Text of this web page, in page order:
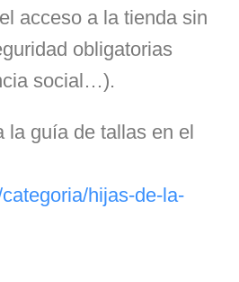
acceso a la tienda sin
obligatorias
social…).
la guía de tallas en el
hijas-de-la-